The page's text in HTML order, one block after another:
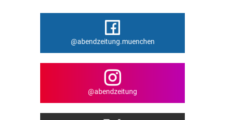
@abendzeitung.muenchen
@abendzeitung